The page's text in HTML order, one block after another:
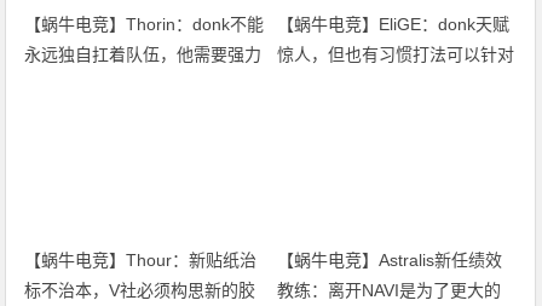
【蜗牛电竞】Thorin：donk不能
永远独自扛着队伍，他需要强力
【蜗牛电竞】EliGE：donk天赋
惊人，但也有习惯打法可以针对
【蜗牛电竞】Thour：新贴纸治
标不治本，V社必须构思新的胶
【蜗牛电竞】Astralis新任绩效
教练：离开NAVI是为了更大的